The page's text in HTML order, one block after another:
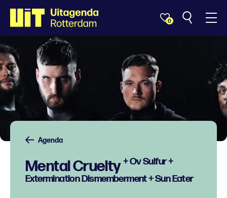
0
Agenda
Mental Cruelty+ Ov Sulfur +
Extermination Dismemberment + Sun Eater